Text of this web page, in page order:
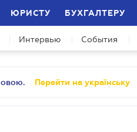
ЮРИСТУ БУХГАЛТЕРУ
Интервью События
Перейти на українську